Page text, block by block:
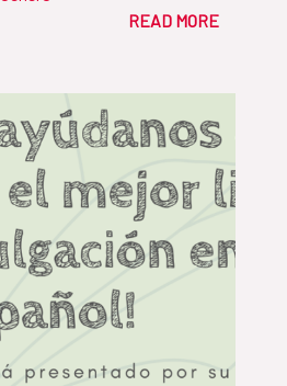
READ MORE